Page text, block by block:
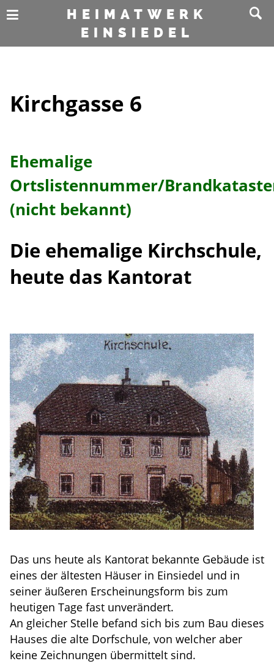
HEIMATWERK
EINSIEDEL
Kirchgasse 6
Ehemalige
Ortslistennummer/
(nicht bekannt)
Die ehemalige Kirchschule,
heute das Kantorat
Das uns heute als Kantorat bekannte Gebäude ist
eines der ältesten Häuser in Einsiedel und in
seiner äußeren Erscheinungsform bis zum
heutigen Tage fast unverändert.
An gleicher Stelle befand sich bis zum Bau dieses
Hauses die alte Dorfschule, von welcher aber
keine Zeichnungen übermittelt sind.